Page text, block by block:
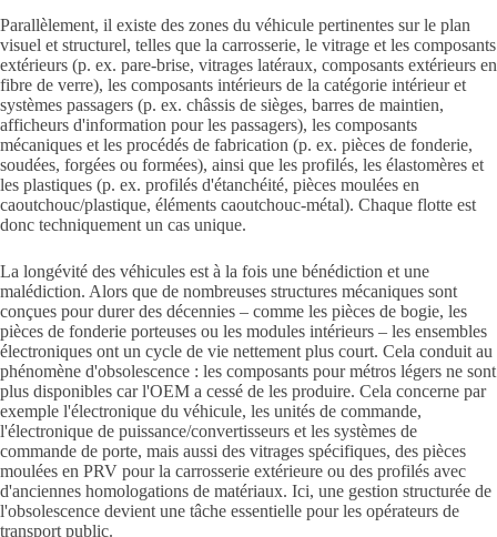
Parallèlement, il existe des zones du véhicule pertinentes sur le plan
visuel et structurel, telles que la carrosserie, le vitrage et les composants
extérieurs (p. ex. pare-brise, vitrages latéraux, composants extérieurs en
fibre de verre), les composants intérieurs de la catégorie intérieur et
systèmes passagers (p. ex. châssis de sièges, barres de maintien,
afficheurs d'information pour les passagers), les composants
mécaniques et les procédés de fabrication (p. ex. pièces de fonderie,
soudées, forgées ou formées), ainsi que les profilés, les élastomères et
les plastiques (p. ex. profilés d'étanchéité, pièces moulées en
caoutchouc/plastique, éléments caoutchouc-métal). Chaque flotte est
donc techniquement un cas unique.
La longévité des véhicules est à la fois une bénédiction et une
malédiction. Alors que de nombreuses structures mécaniques sont
conçues pour durer des décennies – comme les pièces de bogie, les
pièces de fonderie porteuses ou les modules intérieurs – les ensembles
électroniques ont un cycle de vie nettement plus court. Cela conduit au
phénomène d'obsolescence : les composants pour métros légers ne sont
plus disponibles car l'OEM a cessé de les produire. Cela concerne par
exemple l'électronique du véhicule, les unités de commande,
l'électronique de puissance/convertisseurs et les systèmes de
commande de porte, mais aussi des vitrages spécifiques, des pièces
moulées en PRV pour la carrosserie extérieure ou des profilés avec
d'anciennes homologations de matériaux. Ici, une gestion structurée de
l'obsolescence devient une tâche essentielle pour les opérateurs de
transport public.